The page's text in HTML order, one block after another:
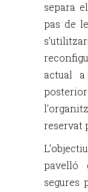
separa
pas de
actual
reservat
pavelló
segures